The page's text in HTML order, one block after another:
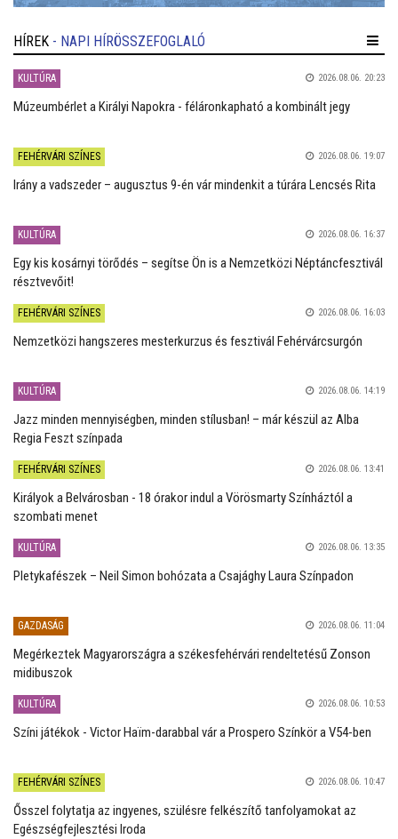
HÍREK - NAPI HÍRÖSSZEFOGLALÓ
KULTÚRA 2026.08.06. 20:23
Múzeumbérlet a Királyi Napokra - féláronkapható a kombinált jegy
FEHÉRVÁRI SZÍNES 2026.08.06. 19:07
Irány a vadszeder – augusztus 9-én vár mindenkit a túrára Lencsés Rita
KULTÚRA 2026.08.06. 16:37
Egy kis kosárnyi törődés – segítse Ön is a Nemzetközi Néptáncfesztivál
résztvevőit!
FEHÉRVÁRI SZÍNES 2026.08.06. 16:03
Nemzetközi hangszeres mesterkurzus és fesztivál Fehérvárcsurgón
KULTÚRA 2026.08.06. 14:19
Jazz minden mennyiségben, minden stílusban! – már készül az Alba
Regia Feszt színpada
FEHÉRVÁRI SZÍNES 2026.08.06. 13:41
Királyok a Belvárosban - 18 órakor indul a Vörösmarty Színháztól a
szombati menet
KULTÚRA 2026.08.06. 13:35
Pletykafészek – Neil Simon bohózata a Csajághy Laura Színpadon
GAZDASÁG 2026.08.06. 11:04
Megérkeztek Magyarországra a székesfehérvári rendeltetésű Zonson
midibuszok
KULTÚRA 2026.08.06. 10:53
Színi játékok - Victor Haïm-darabbal vár a Prospero Színkör a V54-ben
FEHÉRVÁRI SZÍNES 2026.08.06. 10:47
Ősszel folytatja az ingyenes, szülésre felkészítő tanfolyamokat az
Egészségfejlesztési Iroda